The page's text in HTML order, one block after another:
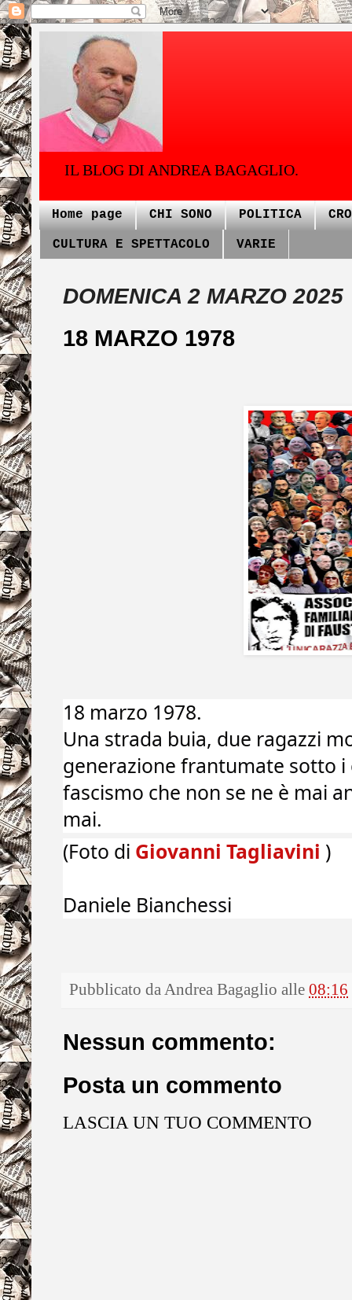
IL BLOG DI ANDREA BAGAGLIO.
Home page CHI SONO POLITICA
CULTURA E SPETTACOLO VARIE
DOMENICA 2 MARZO 2025
18 MARZO 1978
18 marzo 1978.
Una strada buia, due ragazzi
generazione frantumate sotto
fascismo che non se ne è mai
mai.
(Foto di Giovanni Tagliavini )
Daniele Bianchessi
Pubblicato daAndrea Bagaglio alle 08:16
Nessun commento:
Posta un commento
LASCIA UN TUO COMMENTO